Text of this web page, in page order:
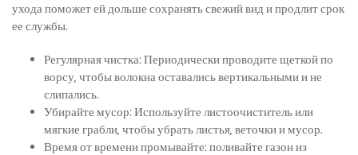
ухода поможет ей дольше сохранять свежий вид и продлит срок
ее службы.
Регулярная чистка: Периодически проводите щеткой по
ворсу, чтобы волокна оставались вертикальными и не
слипались.
Убирайте мусор: Используйте листоочиститель или
мягкие грабли, чтобы убрать листья, веточки и мусор.
Время от времени промывайте: поливайте газон из